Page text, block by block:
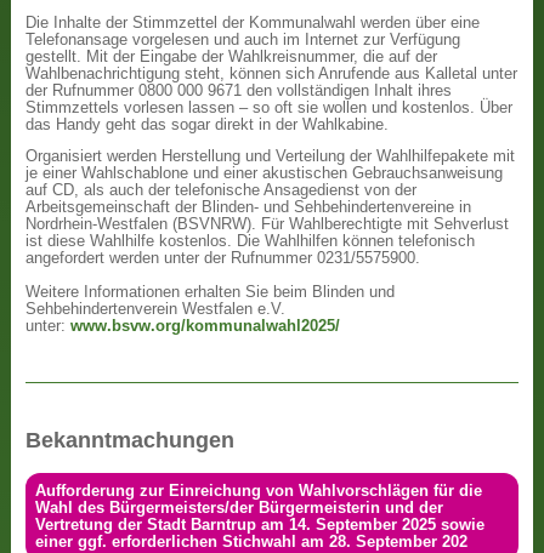
Die Inhalte der Stimmzettel der Kommunalwahl werden über eine
Telefonansage vorgelesen und auch im Internet zur Verfügung
gestellt. Mit der Eingabe der Wahlkreisnummer, die auf der
Wahlbenachrichtigung steht, können sich Anrufende aus Kalletal unter
der Rufnummer 0800 000 9671 den vollständigen Inhalt ihres
Stimmzettels vorlesen lassen – so oft sie wollen und kostenlos. Über
das Handy geht das sogar direkt in der Wahlkabine.
Organisiert werden Herstellung und Verteilung der Wahlhilfepakete mit
je einer Wahlschablone und einer akustischen Gebrauchsanweisung
auf CD, als auch der telefonische Ansagedienst von der
Arbeitsgemeinschaft der Blinden- und Sehbehindertenvereine in
Nordrhein-Westfalen (BSVNRW). Für Wahlberechtigte mit Sehverlust
ist diese Wahlhilfe kostenlos. Die Wahlhilfen können telefonisch
angefordert werden unter der Rufnummer 0231/5575900.
Weitere Informationen erhalten Sie beim Blinden und
Sehbehindertenverein Westfalen e.V.
unter:www.bsvw.org/kommunalwahl2025/
Bekanntmachungen
Aufforderung zur Einreichung von Wahlvorschlägen für die
Wahl des Bürgermeisters/der Bürgermeisterin und der
Vertretung der Stadt Barntrup am 14. September 2025 sowie
einer ggf. erforderlichen Stichwahl am 28. September 202